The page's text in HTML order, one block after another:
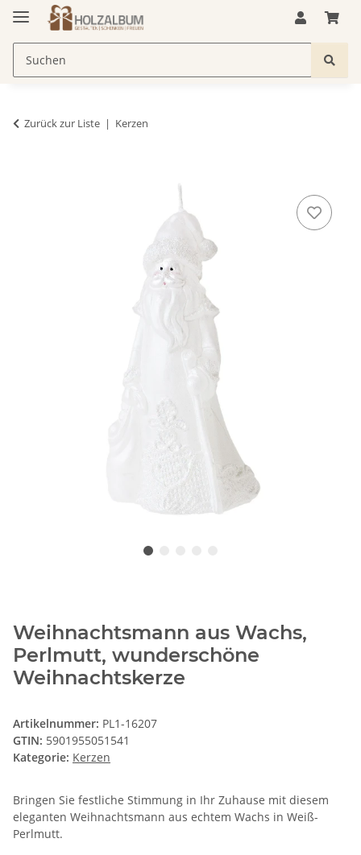
Zurück zur Liste Kerzen
Weihnachtsmann aus Wachs,
Perlmutt, wunderschöne
Weihnachtskerze
Artikelnummer: PL1-16207
GTIN: 5901955051541
Kategorie: Kerzen
Bringen Sie festliche Stimmung in Ihr Zuhause mit diesem
eleganten Weihnachtsmann aus echtem Wachs in Weiß-
Perlmutt.